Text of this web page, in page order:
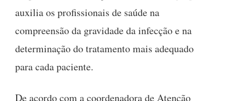
auxilia os profissionais de saúde na
compreensão da gravidade da infecção e na
determinação do tratamento mais adequado
para cada paciente.
De acordo com a coordenadora de Atenção